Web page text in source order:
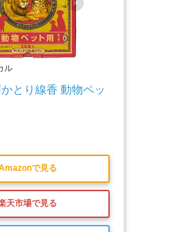
ル
とり線香 動物ペッ
で見る
天市場で見る